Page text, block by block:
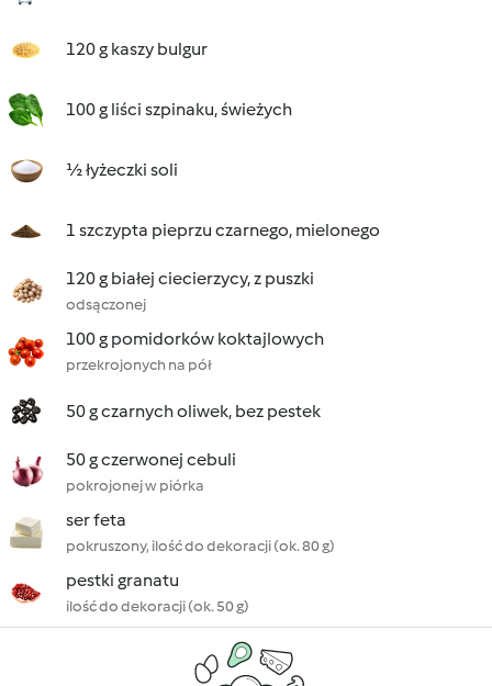
120 g kaszy bulgur
100 g liści szpinaku, świeżych
½ łyżeczki soli
1 szczypta pieprzu czarnego, mielonego
120 g białej ciecierzycy, z puszki
odsączonej
100 g pomidorków koktajlowych
przekrojonych na pół
50 g czarnych oliwek, bez pestek
50 g czerwonej cebuli
pokrojonej w piórka
ser feta
pokruszony, ilość do dekoracji (ok. 80 g)
pestki granatu
ilość do dekoracji (ok. 50 g)